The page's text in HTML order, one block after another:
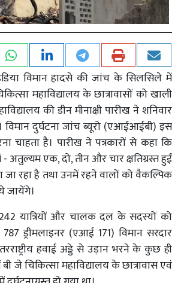
विमान हादसे की जांच के सिलसिले में
महाविद्यालय के छात्रावासों को खाली
की डीन मीनाक्षी पारीख ने शनिवार
विमान दुर्घटना जांच ब्यूरो (एआईआईबी) इस
चाहता है। पारीख ने पत्रकारों से कहा कि
- अतुल्यम एक, दो, तीन और चार क्षतिग्रस्त हुईं
जा रहा है तथा उनमें रहने वालों को वैकल्पिक
जायेंगे।
242 यात्रियों और चालक दल के सदस्यों को
ड्रीमलाइनर (एआई 171) विमान सरदार
हवाई अड्डे से उड़ान भरने के कुछ ही
जे चिकित्सा महाविद्यालय के छात्रावास एवं